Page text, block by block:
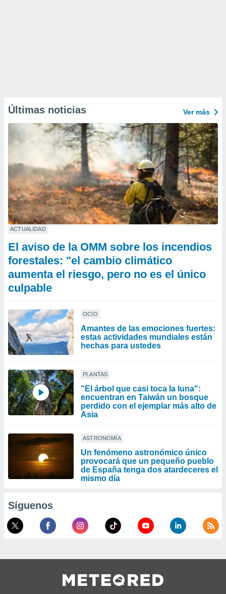
Últimas noticias Ver más
ACTUALIDAD
El aviso de la OMM sobre los incendios
forestales: "el cambio climático
aumenta el riesgo, pero no es el único
culpable
OCIO
Amantes de las emociones fuertes:
estas actividades mundiales están
hechas para ustedes
PLANTAS
"El árbol que casi toca la luna":
encuentran en Taiwán un bosque
perdido con el ejemplar más alto de
Asia
ASTRONOMÍA
Un fenómeno astronómico único
provocará que un pequeño pueblo
de España tenga dos atardeceres el
mismo día
Síguenos